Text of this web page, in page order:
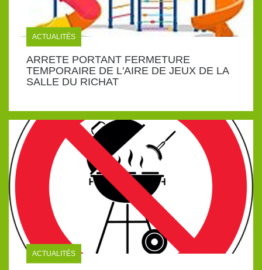
ACTUALITÉS
ARRETE PORTANT FERMETURE
TEMPORAIRE DE L'AIRE DE JEUX DE LA
SALLE DU RICHAT
ACTUALITÉS